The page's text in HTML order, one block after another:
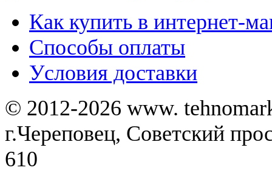
Как купить в интернет-
Способы оплаты
Уcловия доставки
© 2012-2026 www.
г.Череповец, Советский
610